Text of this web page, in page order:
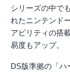
シリーズの中で
れたニンテンド
アビリティの搭
易度もアップ。
DS版準拠の「ハ